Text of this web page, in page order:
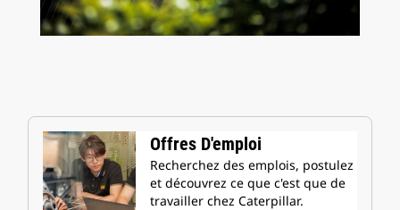
Offres D'emploi
Recherchez des emplois, postulez
et découvrez ce que c'est que de
travailler chez Caterpillar.